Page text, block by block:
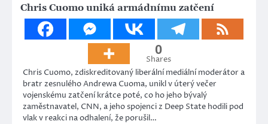
Chris Cuomo uniká armádnímu zatčení
0
Shares
Chris Cuomo, zdiskreditovaný liberální mediální moderátor a
bratr zesnulého Andrewa Cuoma, unikl v úterý večer
vojenskému zatčení krátce poté, co ho jeho bývalý
zaměstnavatel, CNN, a jeho spojenci z Deep State hodili pod
vlak v reakci na odhalení, že porušil…